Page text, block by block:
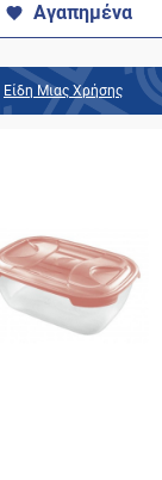
Αγαπημένα
Είδη Μιας Χρήσης